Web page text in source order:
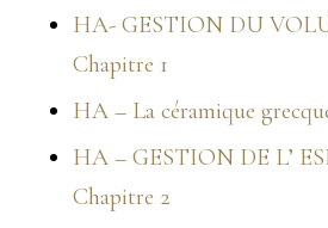
HA- GESTION DU
Chapitre 1
HA – La céramique
HA – GESTION DE L’
Chapitre 2